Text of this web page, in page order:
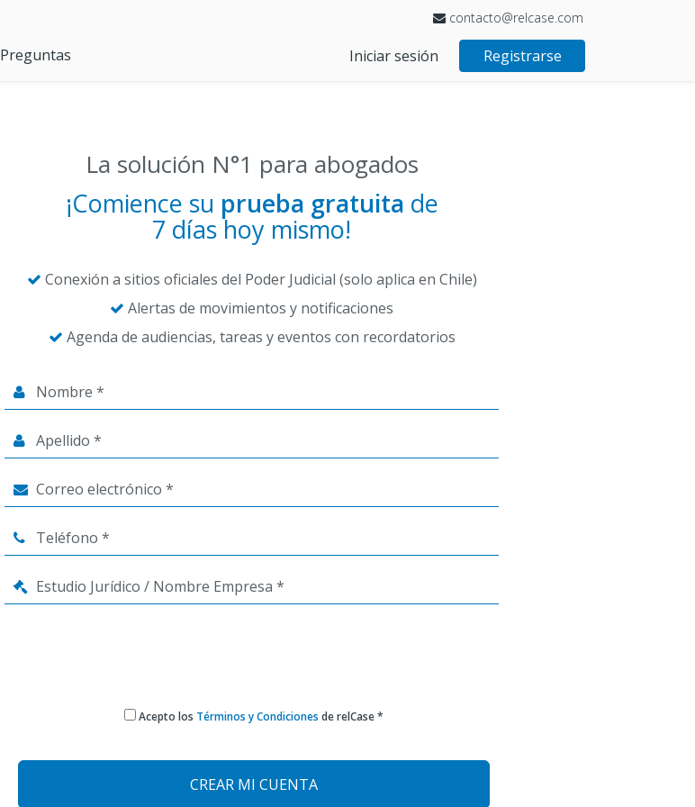
contacto@relcase.com
Preguntas Iniciar sesión Registrarse
La solución N°1 para abogados
¡Comience su prueba gratuita de
7 días hoy mismo!
Conexión a sitios oficiales del Poder Judicial (solo aplica en Chile)
Alertas de movimientos y notificaciones
Agenda de audiencias, tareas y eventos con recordatorios
Acepto los Términos y Condiciones de relCase *